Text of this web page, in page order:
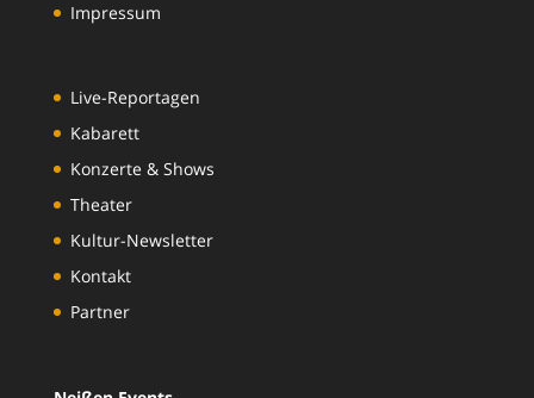
Impressum
Live-Reportagen
Kabarett
Konzerte & Shows
Theater
Kultur-Newsletter
Kontakt
Partner